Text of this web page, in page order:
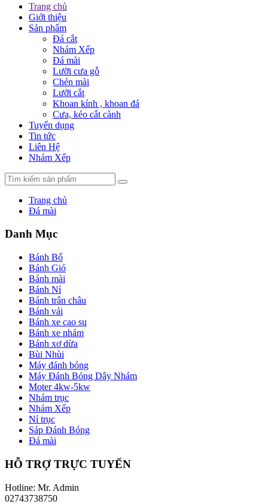
Trang chủ
Giới thiệu
Sản phẩm
Đá cắt
Nhám Xếp
Đá mài
Lưỡi cưa gỗ
Chén mài
Lưỡi cắt
Khoan kính , khoan đá
Cưa, kéo cắt cành
Tuyển dụng
Tin tức
Liên Hệ
Nhám Xếp
Trang chủ
Đá mài
Danh Mục
Bánh Bố
Bánh Gió
Bánh mài
Bánh Nỉ
Bánh trân châu
Bánh vải
Bánh xe cao su
Bánh xe nhám
Bánh xơ dừa
Bùi Nhùi
Máy đánh bóng
Máy Đánh Bóng Dây Nhám
Moter 4kw-5kw
Nhám trục
Nhám Xếp
Nỉ trục
Sáp Đánh Bóng
Đá mài
HỖ TRỢ TRỰC TUYẾN
Hotline: Mr. Admin
02743738750